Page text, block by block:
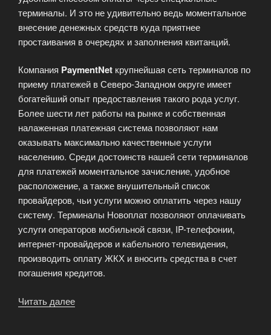
терминалы. И это не удивительно ведь моментальное
внесение денежных средств куда приятнее
простаивания в очередях и заполнения квитанций.
Компания PaymentNet крупнейшая сеть терминалов по
приему платежей в Северо-Западном округе имеет
богатейший опыт предоставления такого рода услуг.
Более шести лет работы на рынке и собственная
налаженная платежная система позволяют нам
оказывать максимально качественные услуги
населению. Среди достоинств нашей сети терминалов
для платежей моментальное зачисление, удобное
расположение, а также внушительный список
провайдеров, чьи услуги можно оплатить через нашу
систему. Терминалы Новоплат позволяют оплачивать
услуги операторов мобильной связи, IP-телефонии,
интернет-провайдеров и кабельного телевидения,
производить оплату ЖКХ и вносить средства в счет
погашения кредитов.
Читать далее